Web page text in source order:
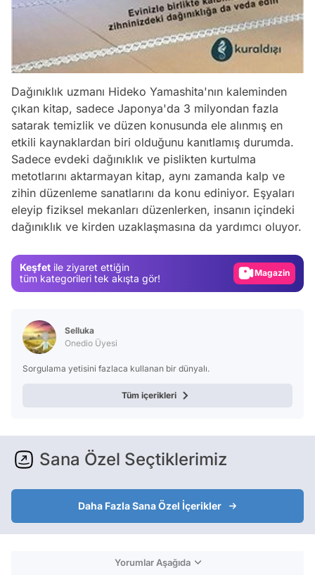
Dağınıklık uzmanı Hideko Yamashita'nın kaleminden
çıkan kitap, sadece Japonya'da 3 milyondan fazla
satarak temizlik ve düzen konusunda ele alınmış en
etkili kaynaklardan biri olduğunu kanıtlamış durumda.
Sadece evdeki dağınıklık ve pislikten kurtulma
metotlarını aktarmayan kitap, aynı zamanda kalp ve
zihin düzenleme sanatlarını da konu ediniyor. Eşyaları
eleyip fiziksel mekanları düzenlerken, insanın içindeki
dağınıklık ve kirden uzaklaşmasına da yardımcı oluyor.
Keşfet ile ziyaret ettiğin
tüm kategorileri tek akışta gör!
Video
Test
Gündem
Video
Selluka
Onedio Üyesi
Sorgulama yetisini fazlaca kullanan bir dünyalı.
Tüm içerikleri
Sana Özel Seçtiklerimiz
Daha Fazla Sana Özel İçerikler
Yorumlar Aşağıda